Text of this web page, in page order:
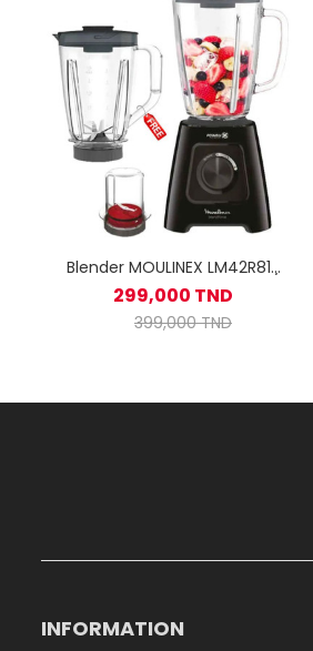
Blender MOULINEX LM42R810
600W Avec Deuxième Bol /
Noir
299,000 TND
399,000 TND
INFORMATION